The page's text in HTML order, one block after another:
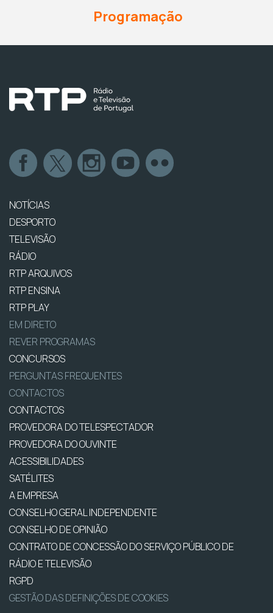
Programação
NOTÍCIAS
DESPORTO
TELEVISÃO
RÁDIO
RTP ARQUIVOS
RTP ENSINA
RTP PLAY
EM DIRETO
REVER PROGRAMAS
CONCURSOS
PERGUNTAS FREQUENTES
CONTACTOS
CONTACTOS
PROVEDORA DO TELESPECTADOR
PROVEDORA DO OUVINTE
ACESSIBILIDADES
SATÉLITES
A EMPRESA
CONSELHO GERAL INDEPENDENTE
CONSELHO DE OPINIÃO
CONTRATO DE CONCESSÃO DO SERVIÇO PÚBLICO DE
RÁDIO E TELEVISÃO
RGPD
GESTÃO DAS DEFINIÇÕES DE COOKIES